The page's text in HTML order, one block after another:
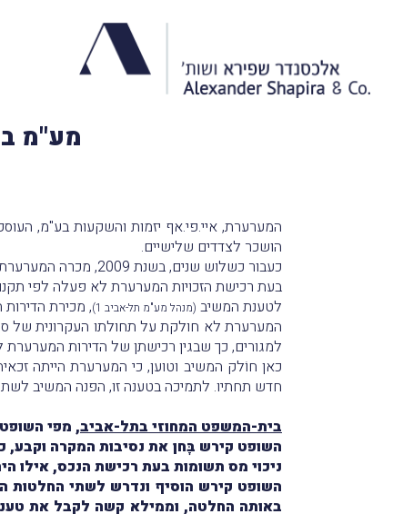
מע"מ
הושכר לצדדים שלישיים.
כעבור כשלוש שנים, בשנת 2009, מכרה המערערת את זכויותיה בנכס.
בעת רכישת הזכויות המערערת לא פעלה לפי
לטענת המשיב (מנהל מע"מ תל-אביב 1) , מכירת הדירות חייבת במע"מ לפי
למגורים, כך שבגין רכישתן של הדירות
כאן חוֹלק המשיב וטוען, כי המערערת הייתה
חדש תחתיו. לתמיכה בטענה זו, הפנה המשיב לשתי
בית-המשפט המחוזי בתל-אביב, מפי
השופט קירש בָּחן את נסיבות המקרה
ניכוי מס תשומות בעת רכישת הנכס, אילו היה